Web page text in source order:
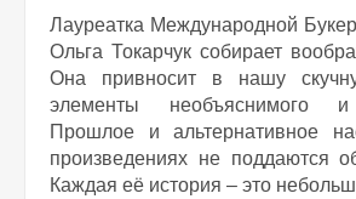
Лауреатка Международной
Ольга Токарчук собирает
Она привносит в нашу
элементы необъяснимого и
Прошлое и альтернативное
произведениях не поддаются
Каждая её история – это